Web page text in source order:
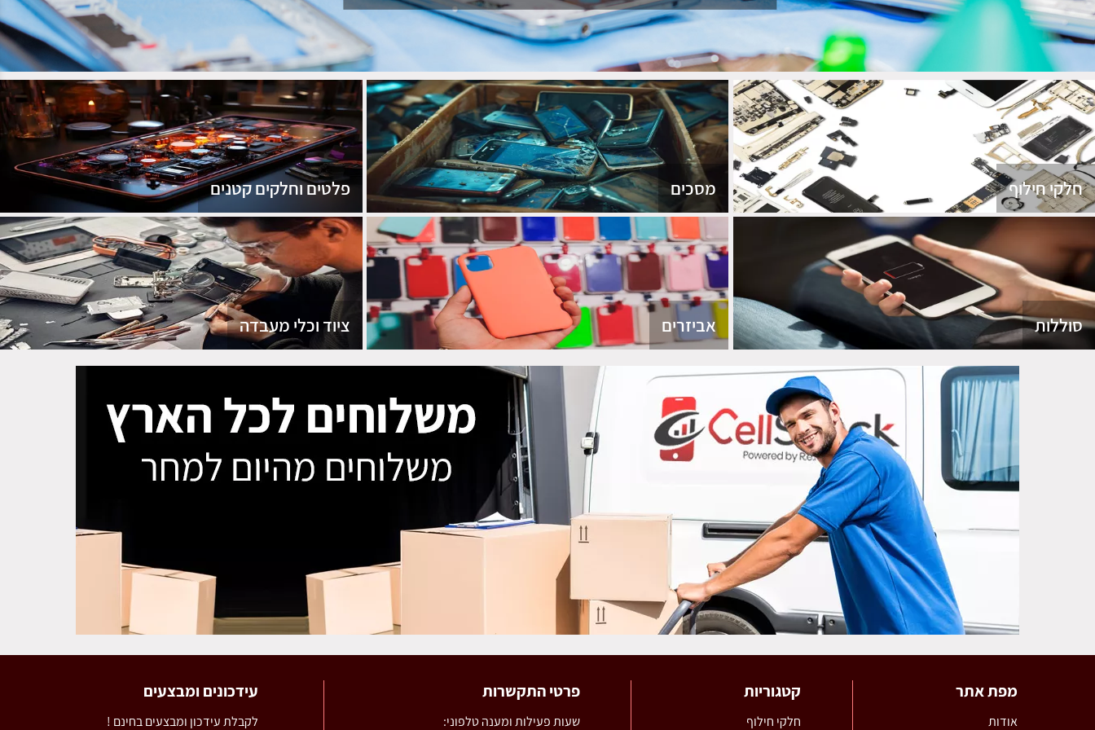
חלקי חילוף מסכים פלטים וחלקים קטנים
סוללות אביזרים ציוד וכלי מעבדה
מפת אתר
אודות
קטגוריות
חלקי חילוף
פרטי התקשרות
שעות פעילות ומענה טלפוני:
עידכונים ומבצעים
לקבלת עידכון ומבצעים בחינם !